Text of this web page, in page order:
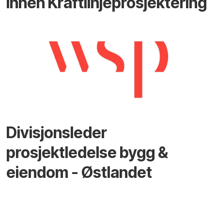
Divisjonsleder
prosjektledelse bygg &
eiendom - Østlandet